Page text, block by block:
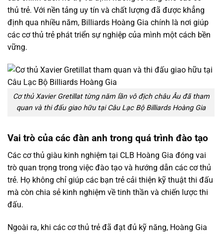
thủ trẻ. Với nền tảng uy tín và chất lượng đã được khẳng
định qua nhiều năm, Billiards Hoàng Gia chính là nơi giúp
các cơ thủ trẻ phát triển sự nghiệp của mình một cách bền
vững.
Cơ thủ Xavier Gretillat từng năm lần vô địch châu Âu đã tham
quan và thi đấu giao hữu tại Câu Lạc Bộ Billiards Hoàng Gia
Vai trò của các đàn anh trong quá trình đào tạo
Các cơ thủ giàu kinh nghiệm tại CLB Hoàng Gia đóng vai
trò quan trọng trong việc đào tạo và hướng dẫn các cơ thủ
trẻ. Họ không chỉ giúp các bạn trẻ cải thiện kỹ thuật thi đấu
mà còn chia sẻ kinh nghiệm về tinh thần và chiến lược thi
đấu.
Ngoài ra, khi các cơ thủ trẻ đã đạt đủ kỹ năng, Hoàng Gia